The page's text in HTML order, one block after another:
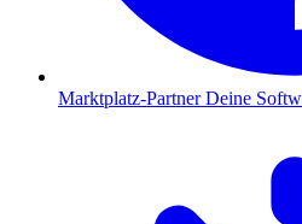
Marktplatz-Partner Deine